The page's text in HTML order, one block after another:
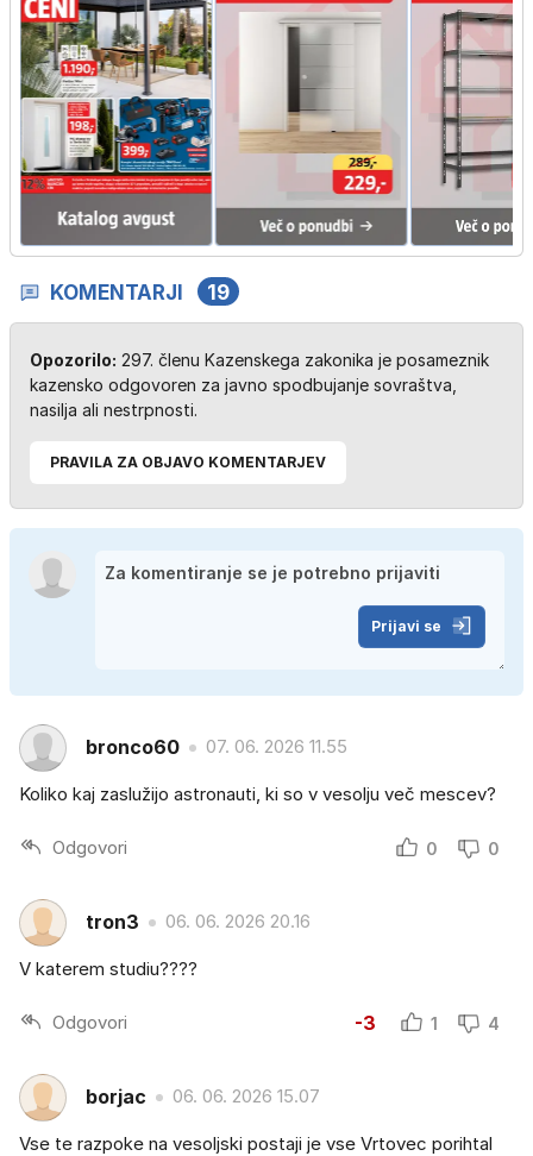
KOMENTARJI 19
Opozorilo: 297. členu Kazenskega zakonika je posameznik
kazensko odgovoren za javno spodbujanje sovraštva,
nasilja ali nestrpnosti.
PRAVILA ZA OBJAVO KOMENTARJEV
Prijavi se
bronco60 07. 06. 2026 11.55
Koliko kaj zaslužijo astronauti, ki so v vesolju več mescev?
Odgovori 0 0
tron3 06. 06. 2026 20.16
V katerem studiu????
Odgovori -3 1 4
borjac 06. 06. 2026 15.07
Vse te razpoke na vesoljski postaji je vse Vrtovec porihtal